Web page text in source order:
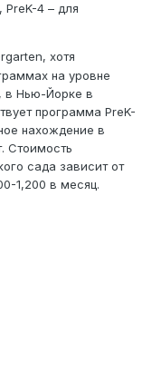
PreK-4 – для
хотя
на уровне
в Нью-Йорке в
программа PreK-
нахождение в
Стоимость
сада зависит от
1,200 в месяц.